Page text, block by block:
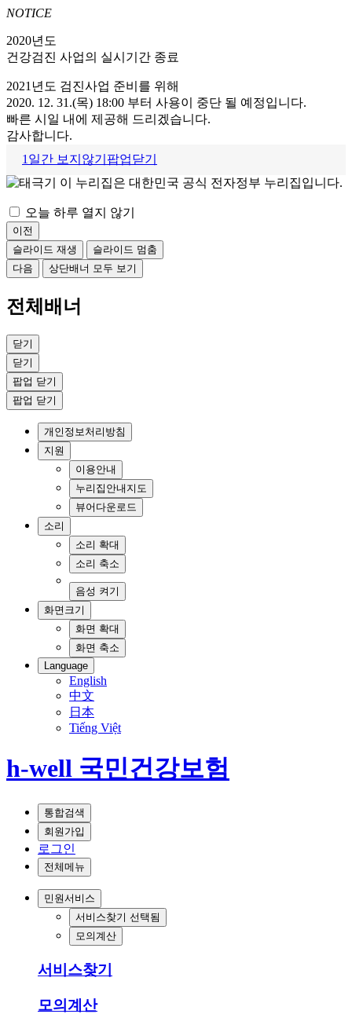
NOTICE
2020년도
건강검진 사업의 실시기간 종료
2021년도 검진사업 준비를 위해
2020. 12. 31.(목) 18:00 부터 사용이 중단 될 예정입니다.
빠른 시일 내에 제공해 드리겠습니다.
감사합니다.
1일간 보지않기 팝업닫기
이 누리집은 대한민국 공식 전자정부 누리집입니다.
오늘 하루 열지 않기
이전
슬라이드 재생
슬라이드 멈춤
다음
상단배너 모두 보기
전체배너
닫기
닫기
팝업 닫기
팝업 닫기
개인정보처리방침
지원
이용안내
누리집안내지도
뷰어다운로드
소리
소리 확대
소리 축소
음성 켜기
화면크기
화면 확대
화면 축소
Language
English
中文
日本
Tiếng Việt
h-well 국민건강보험
통합검색
회원가입
로그인
전체메뉴
민원서비스
서비스찾기 선택됨
모의계산
서비스찾기
모의계산